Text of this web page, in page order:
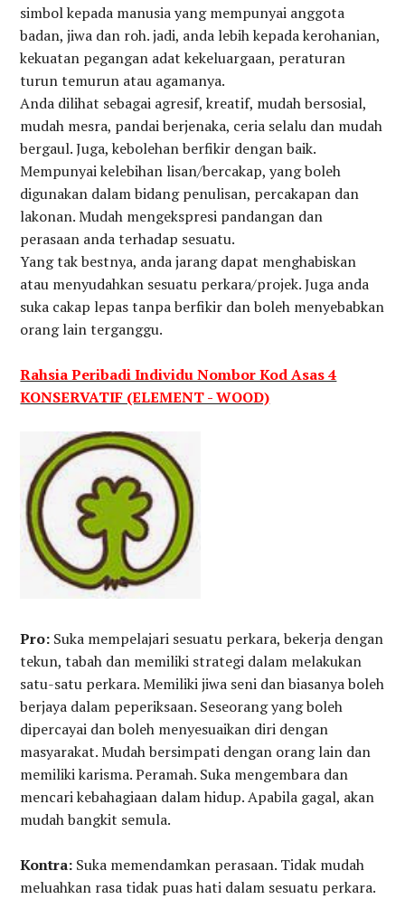
simbol kepada manusia yang mempunyai anggota
badan, jiwa dan roh. jadi, anda lebih kepada kerohanian,
kekuatan pegangan adat kekeluargaan, peraturan
turun temurun atau agamanya.
Anda dilihat sebagai agresif, kreatif, mudah bersosial,
mudah mesra, pandai berjenaka, ceria selalu dan mudah
bergaul. Juga, kebolehan berfikir dengan baik.
Mempunyai kelebihan lisan/bercakap, yang boleh
digunakan dalam bidang penulisan, percakapan dan
lakonan. Mudah mengekspresi pandangan dan
perasaan anda terhadap sesuatu.
Yang tak bestnya, anda jarang dapat menghabiskan
atau menyudahkan sesuatu perkara/projek. Juga anda
suka cakap lepas tanpa berfikir dan boleh menyebabkan
orang lain terganggu.
Rahsia Peribadi Individu Nombor Kod Asas 4
KONSERVATIF (ELEMENT - WOOD)
Pro: Suka mempelajari sesuatu perkara, bekerja dengan
tekun, tabah dan memiliki strategi dalam melakukan
satu-satu perkara. Memiliki jiwa seni dan biasanya boleh
berjaya dalam peperiksaan. Seseorang yang boleh
dipercayai dan boleh menyesuaikan diri dengan
masyarakat. Mudah bersimpati dengan orang lain dan
memiliki karisma. Peramah. Suka mengembara dan
mencari kebahagiaan dalam hidup. Apabila gagal, akan
mudah bangkit semula.
Kontra: Suka memendamkan perasaan. Tidak mudah
meluahkan rasa tidak puas hati dalam sesuatu perkara.